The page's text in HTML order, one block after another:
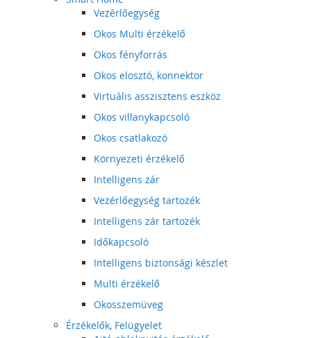
Vezérlőegység
Okos Multi érzékelő
Okos fényforrás
Okos elosztó, konnektor
Virtuális asszisztens eszköz
Okos villanykapcsoló
Okos csatlakozó
Környezeti érzékelő
Intelligens zár
Vezérlőegység tartozék
Intelligens zár tartozék
Időkapcsoló
Intelligens biztonsági készlet
Multi érzékelő
Okosszemüveg
Érzékelők, Felügyelet